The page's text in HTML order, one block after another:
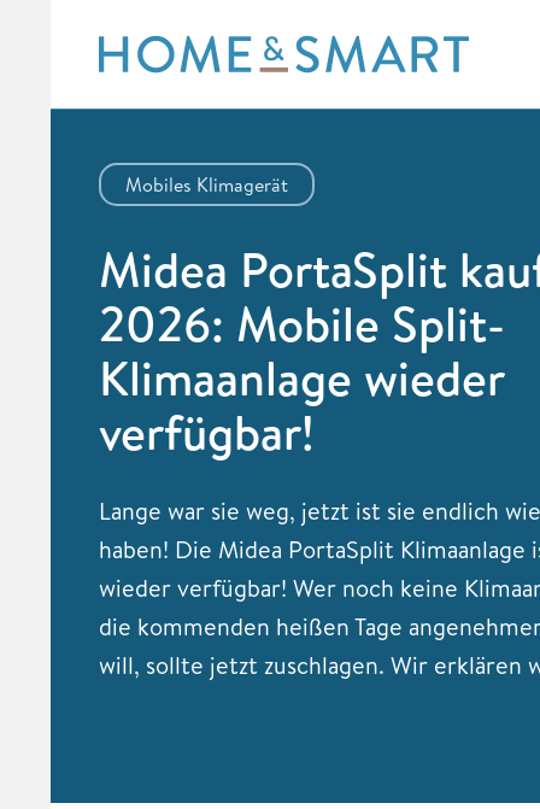
content
Mobiles Klimagerät
Midea PortaSplit
2026: Mobile Split-
Klimaanlage wieder
verfügbar!
Lange war sie weg, jetzt ist sie endlich
haben! Die Midea PortaSplit Klimaanlage
wieder verfügbar! Wer noch keine
die kommenden heißen Tage
will, sollte jetzt zuschlagen. Wir erklären